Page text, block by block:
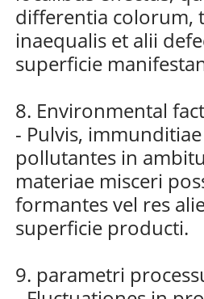
differentia colorum,
inaequalis et alii
superficie
8. Environmental
- Pulvis,
pollutantes in
materiae misceri
formantes vel res
superficie producti.
9. parametri